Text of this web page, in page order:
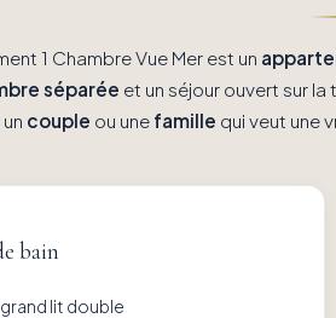
1 Chambre Vue Mer est un
séparée et un séjour ouvert sur la
couple ou une famille qui veut une
bain
grand lit double